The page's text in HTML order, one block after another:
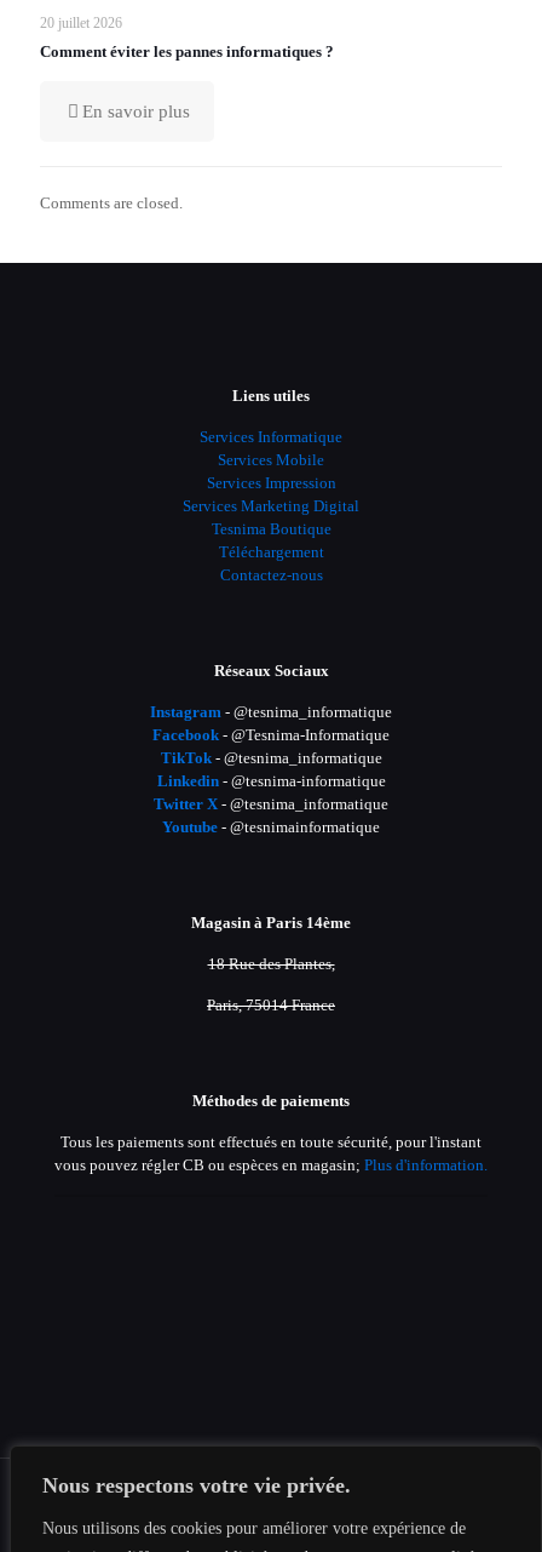
Nous respectons votre vie privée.
Nous utilisons des cookies pour améliorer votre expérience de
20 juillet 2026
Comment éviter les pannes informatiques ?
En savoir plus
Comments are closed.
Liens utiles
Services Informatique
Services Mobile
Services Impression
Services Marketing Digital
Tesnima Boutique
Téléchargement
Contactez-nous
Réseaux Sociaux
Instagram - @tesnima_informatique
Facebook - @Tesnima-Informatique
TikTok- @tesnima_informatique
Linkedin- @tesnima-informatique
Twitter X - @tesnima_informatique
Youtube - @tesnimainformatique
Magasin à Paris 14ème
18 Rue des Plantes,
Paris, 75014 France
Méthodes de paiements
Tous les paiements sont effectués en toute sécurité, pour l'instant
vous pouvez régler CB ou espèces en magasin; Plus d'information.